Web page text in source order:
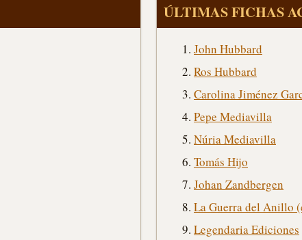
ÚLTIMAS FICHAS
John Hubbard
Ros Hubbard
Carolina Jiménez
Pepe Mediavilla
Núria Mediavilla
Tomás Hijo
Johan Zandbergen
La Guerra del Anillo
Legendaria Ediciones